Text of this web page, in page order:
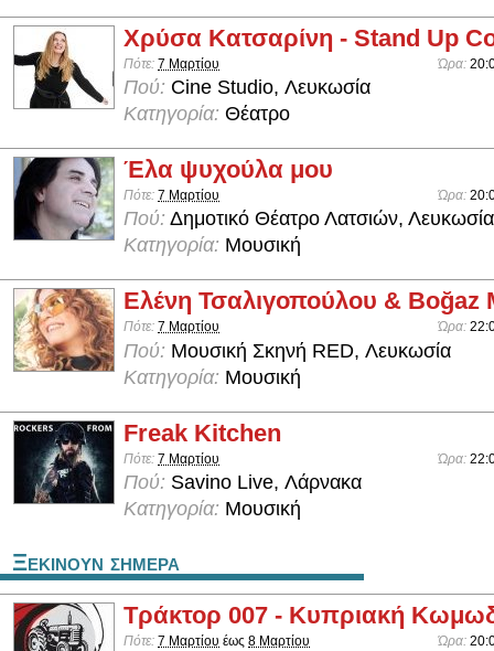
Χρύσα Κατσαρίνη - Stand Up
Πότε: 7 Μαρτίου Ώρα:
Πού: Cine Studio, Λευκωσία
Κατηγορία: Θέατρο
Έλα ψυχούλα μου
Πότε: 7 Μαρτίου Ώρα:
Πού: Δημοτικό Θέατρο Λατσιών, Λευκωσία
Κατηγορία: Μουσική
Ελένη Τσαλιγοπούλου & Boğaz
Πότε: 7 Μαρτίου Ώρα:
Πού: Μουσική Σκηνή RED, Λευκωσία
Κατηγορία: Μουσική
Freak Kitchen
Πότε: 7 Μαρτίου Ώρα:
Πού: Savino Live, Λάρνακα
Κατηγορία: Μουσική
Ξεκινουν σημερα
Τράκτορ 007 - Κυπριακή
Πότε: 7 Μαρτίου έως 8 Μαρτίου Ώρα: